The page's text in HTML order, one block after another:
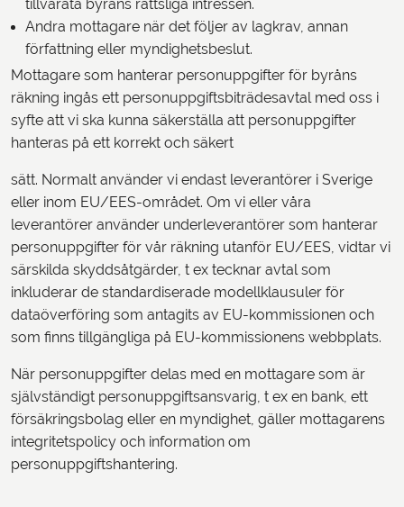
tillvarata byråns rättsliga intressen.
Andra mottagare när det följer av lagkrav, annan
författning eller myndighetsbeslut.
Mottagare som hanterar personuppgifter för byråns
räkning ingås ett personuppgiftsbiträdesavtal med oss i
syfte att vi ska kunna säkerställa att personuppgifter
hanteras på ett korrekt och säkert
sätt. Normalt använder vi endast leverantörer i Sverige
eller inom EU/EES-området. Om vi eller våra
leverantörer använder underleverantörer som hanterar
personuppgifter för vår räkning utanför EU/EES, vidtar vi
särskilda skyddsåtgärder, t ex tecknar avtal som
inkluderar de standardiserade modellklausuler för
dataöverföring som antagits av EU-kommissionen och
som finns tillgängliga på EU-kommissionens webbplats.
När personuppgifter delas med en mottagare som är
självständigt personuppgiftsansvarig, t ex en bank, ett
försäkringsbolag eller en myndighet, gäller mottagarens
integritetspolicy och information om
personuppgiftshantering.